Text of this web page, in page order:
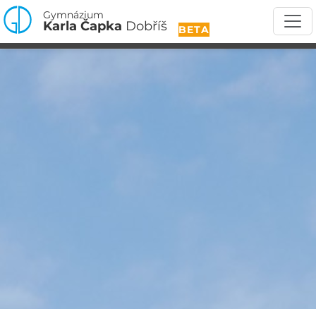
Gymnázium
BETA
Karla Čapka Dobříš